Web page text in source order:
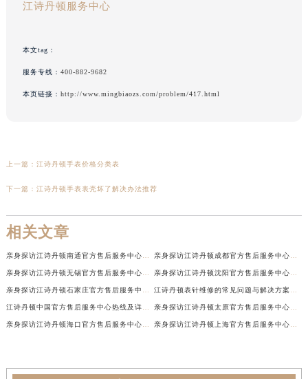
江诗丹顿服务中心
本文tag：
服务专线： 400-882-9682
本页链接： http://www.mingbiaozs.com/problem/417.html
上一篇： 江诗丹顿手表价格分类表
下一篇： 江诗丹顿手表表壳坏了解决办法推荐
相关文章
亲身探访江诗丹顿南通官方售后服务中心｜网点地址和联系电话（2026年7月最新） 亲身探访江诗丹顿成都官方售后服务中心｜最新电话和维修地址（2026年7月最新）
亲身探访江诗丹顿无锡官方售后服务中心｜电话和完整地址（2026年7月最新） 亲身探访江诗丹顿沈阳官方售后服务中心｜全新地址电话一览（2026年7月最新）
亲身探访江诗丹顿石家庄官方售后服务中心｜热线与地址（2026年7月最新） 江诗丹顿表针维修的常见问题与解决方案权威公示（2026年7月最新）
江诗丹顿中国官方售后服务中心热线及详细地址实地考察报告+多信源验证（2026年7月最新） 亲身探访江诗丹顿太原官方售后服务中心｜地址及服务电话（2026年7月最新）
亲身探访江诗丹顿海口官方售后服务中心｜官方电话及服务网点地址（2026年7月最新） 亲身探访江诗丹顿上海官方售后服务中心｜服务热线及办公地址（2026年7月最新）